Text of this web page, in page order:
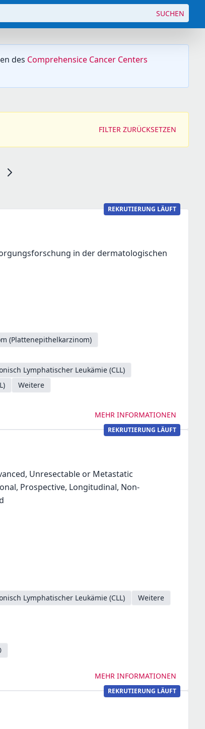
des Comprehensice Cancer Centers
SUCHEN
FILTER ZURÜCKSETZEN
Zur nächsten Seite, Seite 2 navigieren
REKRUTIERUNG LÄUFT
in der dermatologischen
(Plattenepithelkarzinom)
Lymphatischer Leukämie (CLL)
Weitere
MEHR INFORMATIONEN
REKRUTIERUNG LÄUFT
Unresectable or Metastatic
Prospective, Longitudinal, Non-
Lymphatischer Leukämie (CLL)
Weitere
MEHR INFORMATIONEN
REKRUTIERUNG LÄUFT